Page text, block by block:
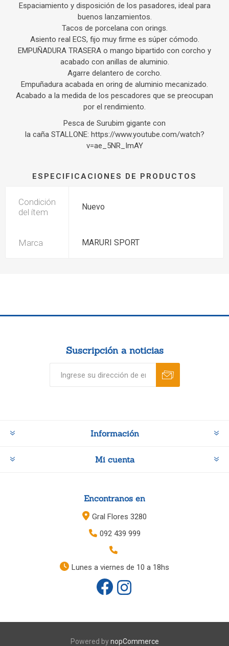
Espaciamiento y disposición de los pasadores, ideal para
buenos lanzamientos.
Tacos de porcelana con orings.
Asiento real ECS, fijo muy firme es súper cómodo.
EMPUÑADURA TRASERA o mango bipartido con corcho y
acabado con anillas de aluminio.
Agarre delantero de corcho.
Empuñadura acabada en oring de aluminio mecanizado.
Acabado a la medida de los pescadores que se preocupan
por el rendimiento.
Pesca de Surubim gigante con
la caña STALLONE: https://www.youtube.com/watch?
v=ae_5NR_ImAY
ESPECIFICACIONES DE PRODUCTOS
Condición
del ítem
Nuevo
Marca MARURI SPORT
Suscripción a noticias
Información
Mi cuenta
Encontranos en
Gral Flores 3280
092 439 999
Lunes a viernes de 10 a 18hs
Powered bynopCommerce